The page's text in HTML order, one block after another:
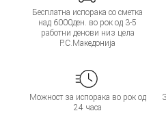
Бесплатна испорака со сметка
над 6000ден. во рок од 3-5
работни денови низ цела
Р.С.Македонија
Можност за испорака во рок од
24 часа